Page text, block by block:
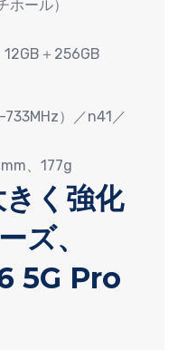
ール）
＋256GB
）／n41／
、177g
く強化
ズ、
5G Pro